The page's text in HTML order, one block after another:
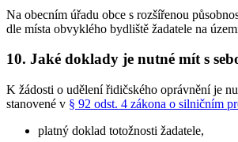
Na obecním úřadu obce s rozšířenou
dle místa obvyklého bydliště žadatele na
10. Jaké doklady je nutné mít s
K žádosti o udělení řidičského oprávnění je
stanovené v § 92 odst. 4 zákona o silničním
platný doklad totožnosti žadatele,